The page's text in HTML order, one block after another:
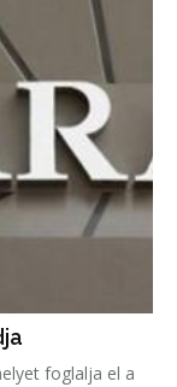
foglalja el a